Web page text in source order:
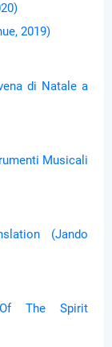
2019)
di Natale a
Musicali
(Jando
The Spirit